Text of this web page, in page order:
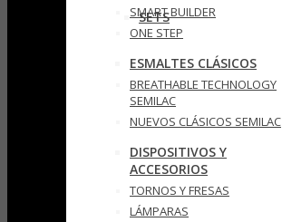
SETS
SMART BUILDER
ONE STEP
ESMALTES CLÁSICOS
BREATHABLE TECHNOLOGY
SEMILAC
NUEVOS CLÁSICOS SEMILAC
DISPOSITIVOS Y
ACCESORIOS
TORNOS Y FRESAS
LÁMPARAS